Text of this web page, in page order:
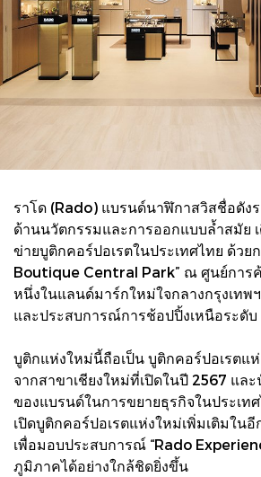
ราโด (Rado) แบรนด์นาฬิกาสวิสชื่อดัง
ด้านนวัตกรรมและการออกแบบล้ำสมัย
ข่ายบูติกคอร์ปอเรตในประเทศไทย ด้วยก
Boutique Central Park” ณ ศูนย์การ
หนึ่งในแลนด์มาร์กใหม่ใจกลางกรุงเทพ
และประสบการณ์การช้อปปิ้งเหนือระดับ
บูติกแห่งใหม่นี้ถือเป็น บูติกคอร์ปอเรตแ
จากสาขาเชียงใหม่ที่เปิดในปี 2567 แล
ของแบรนด์ในการขยายธุรกิจในประเท
เปิดบูติกคอร์ปอเรตแห่งใหม่เพิ่มเติมใน
เพื่อมอบประสบการณ์ “Rado
ภูมิภาคได้อย่างใกล้ชิดยิ่งขึ้น